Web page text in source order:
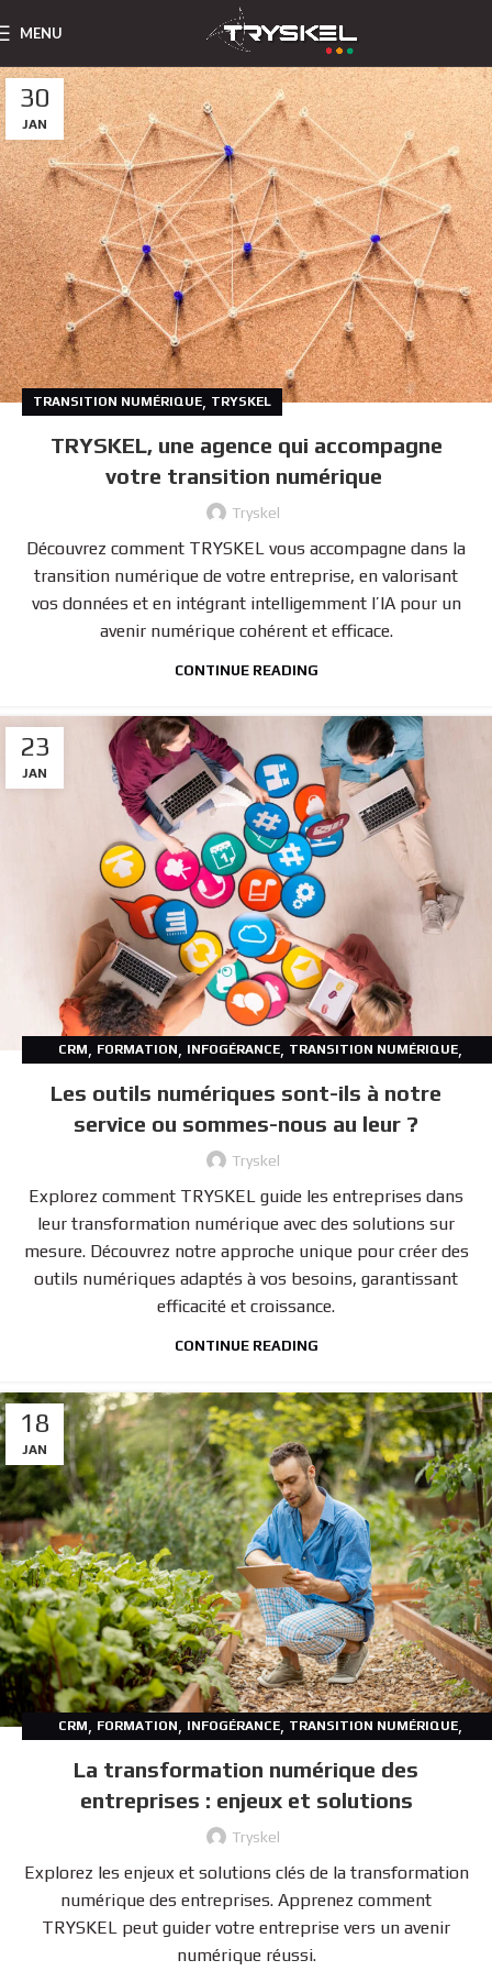
MENU
30
JAN
TRANSITION NUMÉRIQUE, TRYSKEL
TRYSKEL, une agence qui accompagne
votre transition numérique
Tryskel
Découvrez comment TRYSKEL vous accompagne dans la
transition numérique de votre entreprise, en valorisant
vos données et en intégrant intelligemment l’IA pour un
avenir numérique cohérent et efficace.
CONTINUE READING
23
JAN
CRM, FORMATION, INFOGÉRANCE, TRANSITION NUMÉRIQUE,
Les outils numériques sont-ils à notre
service ou sommes-nous au leur ?
Tryskel
Explorez comment TRYSKEL guide les entreprises dans
leur transformation numérique avec des solutions sur
mesure. Découvrez notre approche unique pour créer des
outils numériques adaptés à vos besoins, garantissant
efficacité et croissance.
CONTINUE READING
18
JAN
CRM, FORMATION, INFOGÉRANCE, TRANSITION NUMÉRIQUE,
La transformation numérique des
entreprises : enjeux et solutions
Tryskel
Explorez les enjeux et solutions clés de la transformation
numérique des entreprises. Apprenez comment
TRYSKEL peut guider votre entreprise vers un avenir
numérique réussi.